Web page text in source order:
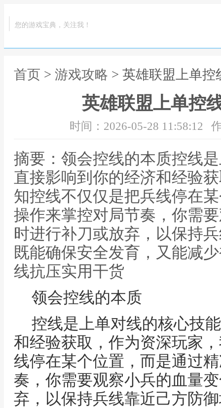
您的游戏宝典，关注我！
首页 > 游戏攻略 > 英雄联盟上单控
英雄联盟上单控
时间：2026-05-28 11:58:12
摘要：领会控线的本质控线
直接影响到你的经济和经验
知控线不仅仅是把兵线停在
操作来掌控对局节奏，你需
时进行补刀或放弃，以保持
既能确保安全发育，又能减
线抗压实用干货
领会控线的本质
控线是上单对线的核心技
和经验获取，作为资深玩家
线停在某个位置，而是通过
奏，你需要观察小兵的血量
弃，以保持兵线靠近己方防